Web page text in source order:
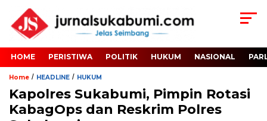
HOME PERISTIWA POLITIK HUKUM NASIONAL
Home / HEADLINE / HUKUM
Kapolres Sukabumi, Pimpin Rotasi
KabagOps dan Reskrim Polres